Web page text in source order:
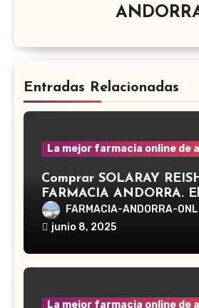
Entradas Relacionadas
La mejor farmacia online de
Comprar SOLARAY
FARMACIA ANDORRA.
Reishi, cuyo nombre
Ganoderma lucidum, es
en la medicina
FARMACIA-ANDORRA-
junio 8, 2025
La mejor farmacia online de